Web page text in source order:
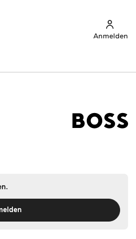
Anmelden